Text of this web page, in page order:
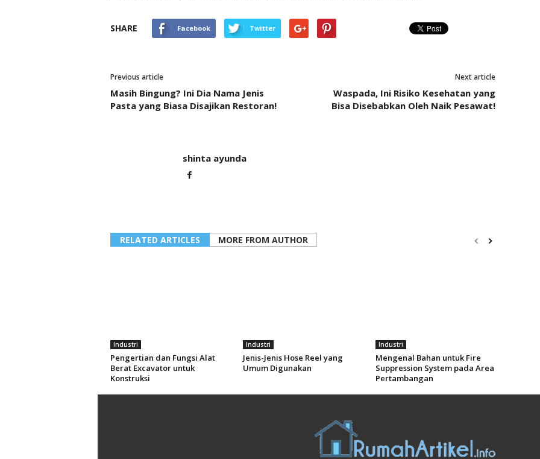
SHARE Facebook Twitter
Previous article
Masih Bingung? Ini Dia Nama Jenis
Pasta yang Biasa Disajikan Restoran!
Next article
Waspada, Ini Risiko Kesehatan yang
Bisa Disebabkan Oleh Naik Pesawat!
shinta ayunda
RELATED ARTICLES MORE FROM AUTHOR
Industri
Pengertian dan Fungsi Alat
Berat Excavator untuk
Konstruksi
Industri
Jenis-Jenis Hose Reel yang
Umum Digunakan
Industri
Mengenal Bahan untuk Fire
Suppression System pada Area
Pertambangan